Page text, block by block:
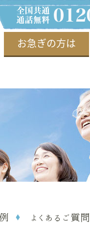
お急ぎの方は
よくあるご質問